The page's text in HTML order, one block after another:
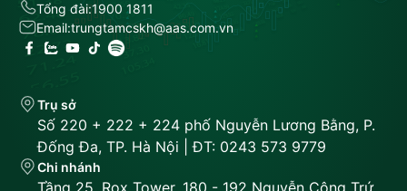
Tổng đài:1900 1811
Email:trungtamcskh@aas.com.vn
Trụ sở
Số 220 + 222 + 224 phố Nguyễn Lương Bằng, P.
Đống Đa, TP. Hà Nội | ĐT: 0243 573 9779
Chi nhánh